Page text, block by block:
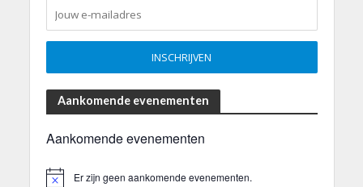
Aankomende evenementen
Aankomende evenementen
Er zijn geen aankomende evenementen.